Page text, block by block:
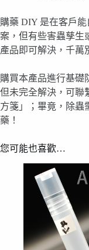
購藥 DIY 是在客戶
案，但有些害蟲孳生
產品即可解決，千萬
購買本產品進行基礎
但未完全解決，可聯
方箋」；畢竟，除蟲
藥！
您可能也喜歡…